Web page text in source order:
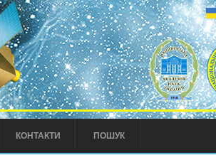
КОНТАКТИ ПОШУК